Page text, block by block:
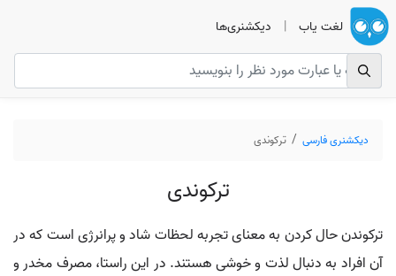
لغت یاب | دیکشنری‌ها
دیکشنری فارسی ترکوندی
ترکوندی
ترکوندن حال کردن به معنای تجربه لحظات شاد و پرانرژی است که در
آن افراد به دنبال لذت و خوشی هستند. در این راستا، مصرف مخدر و